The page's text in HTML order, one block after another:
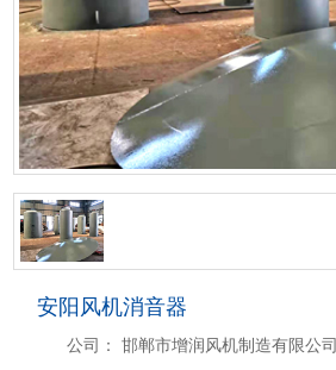
安阳风机消音器
公司：
邯郸市增润风机制造有限公司